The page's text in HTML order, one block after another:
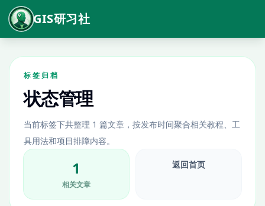
GIS研习社
标签归档
状态管理
当前标签下共整理 1 篇文章，按发布时间聚合相关教程、工
具用法和项目排障内容。
1
相关文章
返回首页